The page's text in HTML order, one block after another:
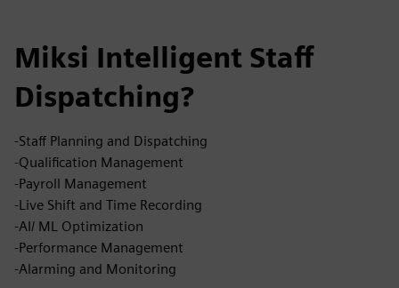
Miksi Intelligent Staff
Dispatching?
-Staff Planning and Dispatching
-Qualification Management
-Payroll Management
-Live Shift and Time Recording
-AI/ ML Optimization
-Performance Management
-Alarming and Monitoring